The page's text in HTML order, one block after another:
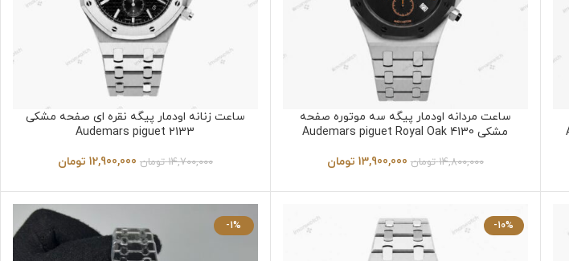
ساعت مردانه اودمار پیگه سه موتوره صفحه
مشکی Audemars piguet Royal Oak 4130
14,800,000 تومان 13,900,000 تومان
ساعت زنانه اودمار پیگه نقره ای صفحه مشکی
Audemars piguet 2133
14,700,000 تومان 12,900,000 تومان
-10%
-1%